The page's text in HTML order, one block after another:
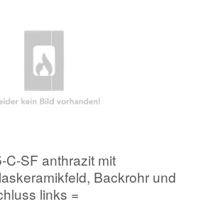
C-SF anthrazit mit
Backrohr und
links =